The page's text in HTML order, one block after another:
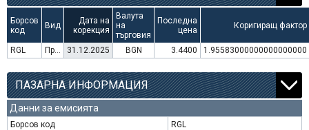
Борсов
код
Вид
Дата на
корекция
Валута
на
търговия
Последна
цена
Коригиращ фактор
RGL Преминаване към търговия в Евро 31.12.2025 BGN 3.4400 1.95583000000000000000
ПАЗАРНА ИНФОРМАЦИЯ
Данни за емисията
Борсов код
RGL